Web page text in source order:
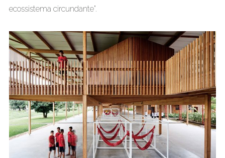
ecossistema circundante”.